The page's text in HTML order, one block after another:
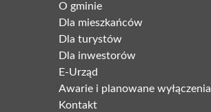
O gminie
Dla mieszkańców
Dla turystów
Dla inwestorów
E-Urząd
Awarie i planowane wyłączenia
Kontakt